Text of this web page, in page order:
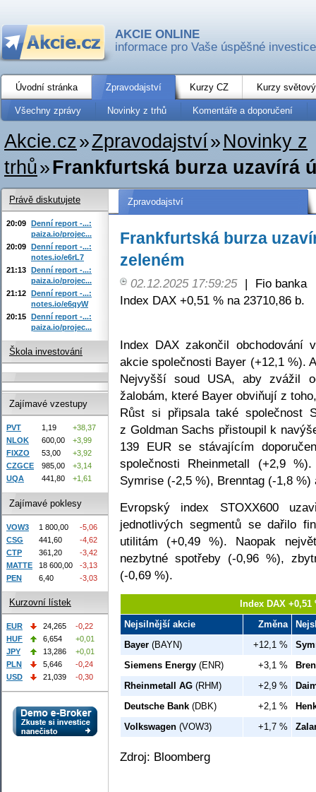
AKCIE ONLINE
informace pro Vaše úspěšné investice
Úvodní stránka Zpravodajství Kurzy CZ Kurzy
Všechny zprávy Novinky z trhů Komentáře a doporučení
Akcie.cz»Zpravodajství» Novinky z
trhů»Frankfurtská burza uzavírá
Zpravodajství
Frankfurtská burza
zeleném
02.12.2025 17:59:25 |
Fio banka
Index DAX +0,51 % na 23710,86 b.
Index DAX zakončil obchodování
akcie společnosti Bayer (+12,1 %).
Nejvyšší soud USA, aby zvážil
žalobám, které Bayer obviňují z
Růst si připsala také společnost
z Goldman Sachs přistoupil k
139 EUR se stávajícím
společnosti Rheinmetall (+2,9
Symrise (-2,5 %), Brenntag (-1,8
Evropský index STOXX600
jednotlivých segmentů se dařilo
utilitám (+0,49 %). Naopak
nezbytné spotřeby (-0,96 %),
(-0,69 %).
Index DAX
Nejsilnější akcie
Změna
Bayer (BAYN) +12,1 %
Siemens Energy (ENR) +3,1 %
Rheinmetall AG (RHM) +2,9 %
Deutsche Bank (DBK) +2,1 %
Volkswagen (VOW3) +1,7 %
Zdroj: Bloomberg
Právě diskutujete
20:09 Denní report -...:
paiza.io/projec...
20:09 Denní report -...:
notes.io/e6rL7
21:13 Denní report -...:
paiza.io/projec...
21:12 Denní report -...:
notes.io/e6qyW
20:15 Denní report -...:
paiza.io/projec...
Škola investování
Zajímavé vzestupy
PVT 1,19
+38,37
NLOK
600,00
+3,99
FIXZO
53,00
+3,92
CZGCE
985,00
+3,14
UQA
441,80 +1,61
Zajímavé poklesy
VOW3 1 800,00
-5,06
CSG
441,60
-4,62
CTP
361,20
-3,42
MATTE
18 600,00
-3,13
PEN
6,40 -3,03
Kurzovní lístek
EUR 24,265
-0,22
HUF
6,654
+0,01
JPY
13,286
+0,01
PLN
5,646
-0,24
USD
21,039 -0,30